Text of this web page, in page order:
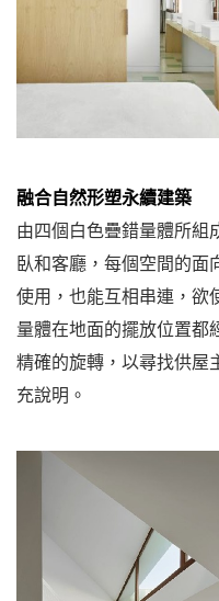
融合自然形塑永續建築
由四個白色疊錯量體所組
臥和客廳，每個空間的面
使用，也能互相串連，欲
量體在地面的擺放位置都
精確的旋轉，以尋找供屋
充說明。